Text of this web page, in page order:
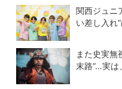
関西ジュニ
い差し入れ
また史実無
末路”…実は